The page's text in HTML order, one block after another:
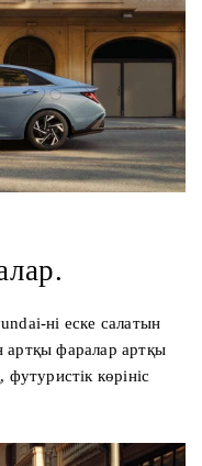
ні еске салатын
артқы фаралар артқы
көрініс